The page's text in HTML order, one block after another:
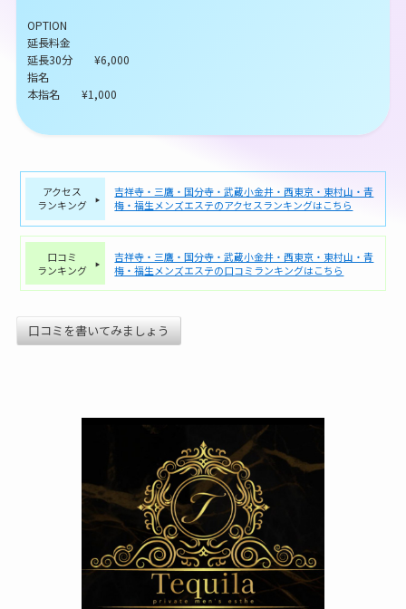
OPTION
延長料金
延長30分 ¥6,000
指名
本指名 ¥1,000
アクセス
ランキング
吉祥寺・三鷹・国分寺・武蔵小金井・西東京・東村山・青
梅・福生メンズエステのアクセスランキングはこちら
口コミ
ランキング
吉祥寺・三鷹・国分寺・武蔵小金井・西東京・東村山・青
梅・福生メンズエステの口コミランキングはこちら
口コミを書いてみましょう